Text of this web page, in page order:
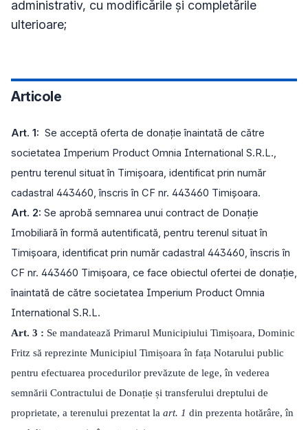
administrativ, cu modificările și completările
ulterioare;
Articole
Art. 1: Se acceptă oferta de donație înaintată de către
societatea Imperium Product Omnia International S.R.L.,
pentru terenul situat în Timișoara, identificat prin număr
cadastral 443460, înscris în CF nr. 443460 Timișoara.
Art. 2: Se aprobă semnarea unui contract de Donație
Imobiliară în formă autentificată, pentru terenul situat în
Timișoara, identificat prin număr cadastral 443460, înscris în
CF nr. 443460 Timișoara, ce face obiectul ofertei de donație,
înaintată de către societatea Imperium Product Omnia
International S.R.L.
Art. 3 : Se mandatează Primarul Municipiului Timișoara, Dominic
Fritz să reprezinte Municipiul Timișoara în fața Notarului public
pentru efectuarea procedurilor prevăzute de lege, în vederea
semnării Contractului de Donație și transferului dreptului de
proprietate, a terenului prezentat la art. 1 din prezenta hotărâre, în